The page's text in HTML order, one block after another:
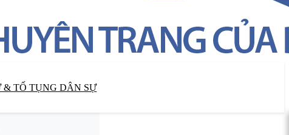
& TỐ TỤNG DÂN SỰ